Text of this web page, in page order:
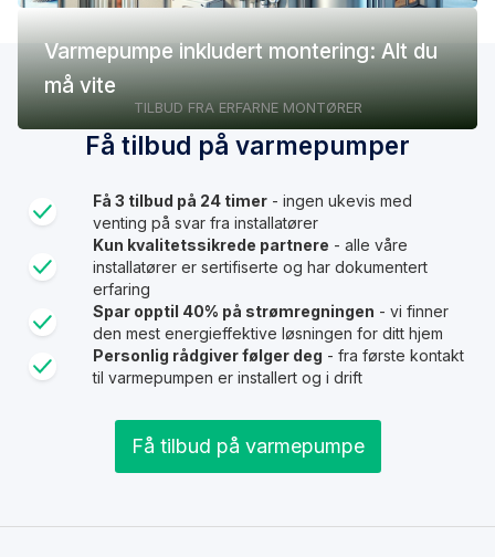
Varmepumpe inkludert montering: Alt du
må vite
TILBUD FRA ERFARNE MONTØRER
Få tilbud på varmepumper
Få 3 tilbud på 24 timer - ingen ukevis med
venting på svar fra installatører
Kun kvalitetssikrede partnere - alle våre
installatører er sertifiserte og har dokumentert
erfaring
Spar opptil 40% på strømregningen - vi finner
den mest energieffektive løsningen for ditt hjem
Personlig rådgiver følger deg - fra første kontakt
til varmepumpen er installert og i drift
Få tilbud på varmepumpe